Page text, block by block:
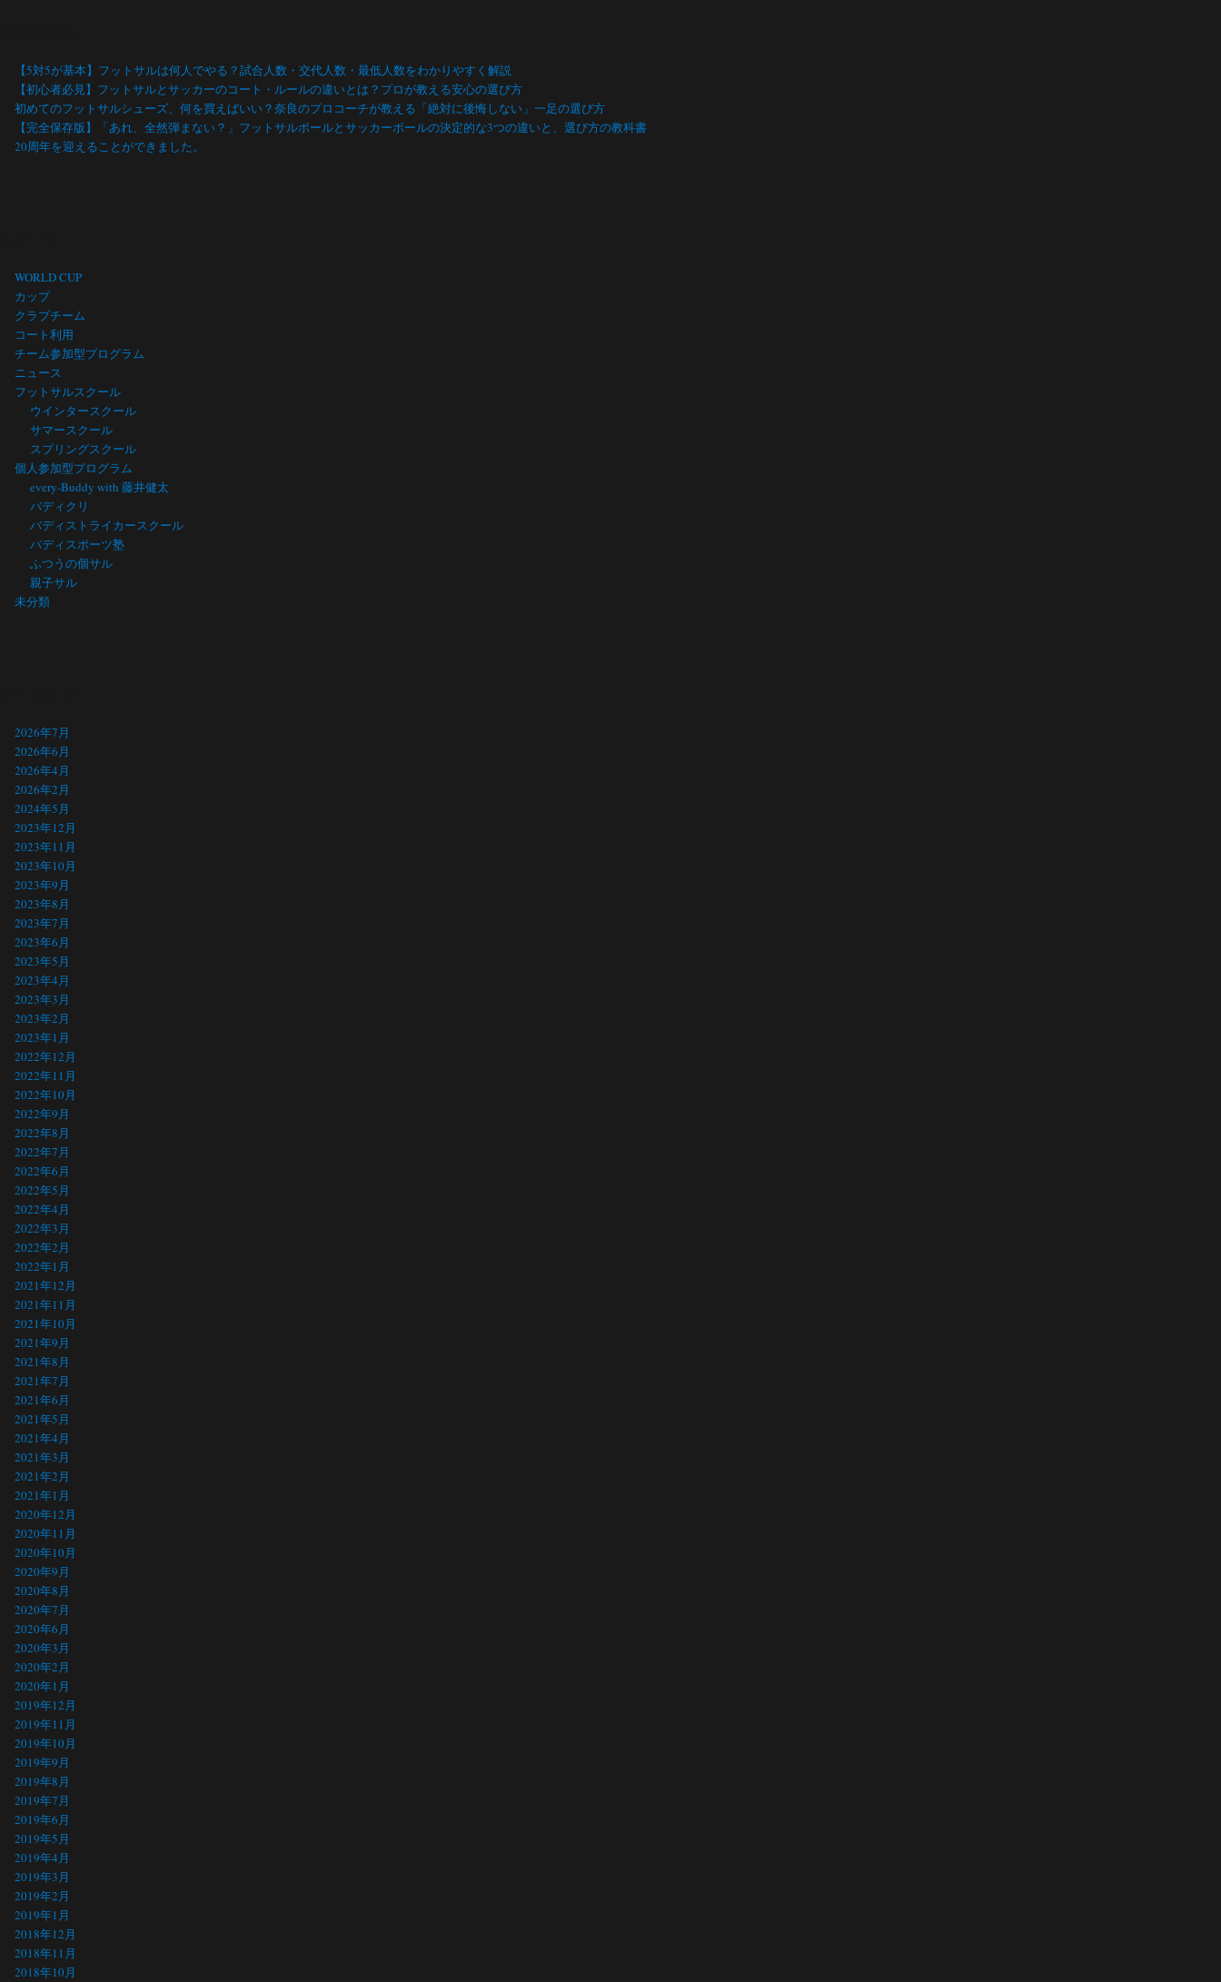
【5対5が基本】フットサルは何人でやる？試合人数・交代人数・最低人数をわかりやすく解説
【初心者必見】フットサルとサッカーのコート・ルールの違いとは？プロが教える安心の選び方
初めてのフットサルシューズ、何を買えばいい？奈良のプロコーチが教える「絶対に後悔しない」一足の選び方
【完全保存版】「あれ、全然弾まない？」フットサルボールとサッカーボールの決定的な3つの違いと、選び方の教科書
20周年を迎えることができました。
WORLD CUP
カップ
クラブチーム
コート利用
チーム参加型プログラム
ニュース
フットサルスクール
ウインタースクール
サマースクール
スプリングスクール
個人参加型プログラム
every-Buddy with 藤井健太
バディクリ
バディストライカースクール
バディスポーツ塾
ふつうの個サル
親子サル
未分類
2026年7月
2026年6月
2026年4月
2026年2月
2024年5月
2023年12月
2023年11月
2023年10月
2023年9月
2023年8月
2023年7月
2023年6月
2023年5月
2023年4月
2023年3月
2023年2月
2023年1月
2022年12月
2022年11月
2022年10月
2022年9月
2022年8月
2022年7月
2022年6月
2022年5月
2022年4月
2022年3月
2022年2月
2022年1月
2021年12月
2021年11月
2021年10月
2021年9月
2021年8月
2021年7月
2021年6月
2021年5月
2021年4月
2021年3月
2021年2月
2021年1月
2020年12月
2020年11月
2020年10月
2020年9月
2020年8月
2020年7月
2020年6月
2020年3月
2020年2月
2020年1月
2019年12月
2019年11月
2019年10月
2019年9月
2019年8月
2019年7月
2019年6月
2019年5月
2019年4月
2019年3月
2019年2月
2019年1月
2018年12月
2018年11月
2018年10月